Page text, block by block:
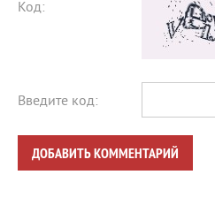
Код:
Введите код:
ДОБАВИТЬ КОММЕНТАРИЙ